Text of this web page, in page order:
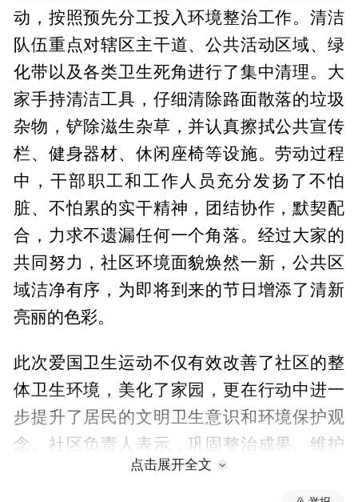
动，按照预先分工投入环境整治工作。清洁
队伍重点对辖区主干道、公共活动区域、绿
化带以及各类卫生死角进行了集中清理。大
家手持清洁工具，仔细清除路面散落的垃圾
杂物，铲除滋生杂草，并认真擦拭公共宣传
栏、健身器材、休闲座椅等设施。劳动过程
中，干部职工和工作人员充分发扬了不怕
脏、不怕累的实干精神，团结协作，默契配
合，力求不遗漏任何一个角落。经过大家的
共同努力，社区环境面貌焕然一新，公共区
域洁净有序，为即将到来的节日增添了清新
亮丽的色彩。
此次爱国卫生运动不仅有效改善了社区的整
体卫生环境，美化了家园，更在行动中进一
步提升了居民的文明卫生意识和环境保护观
念。社区负责人表示，巩固整治成果、维护
良好环境是社区工作的重点之一。接下来，
点击展开全文